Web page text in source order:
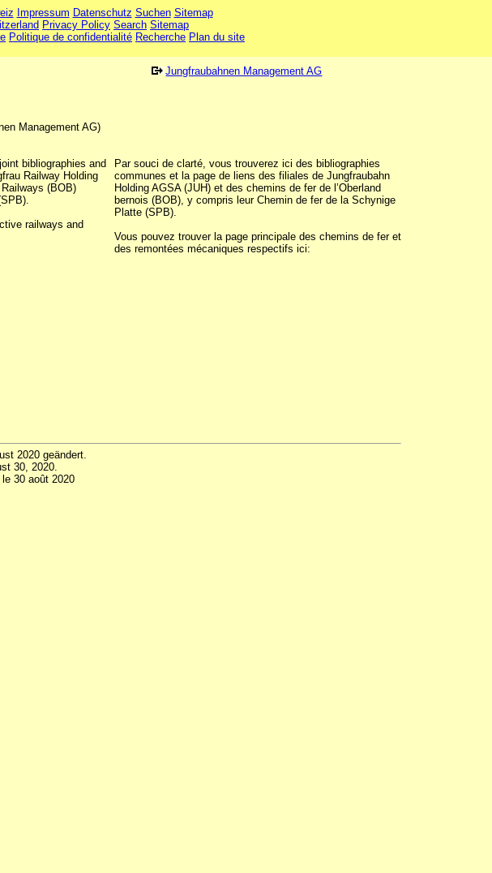
Impressum Datenschutz Suchen Sitemap
Privacy Policy Search Sitemap
Politique de confidentialité Recherche Plan du site
Jungfraubahnen Management AG
Management AG)
bibliographies and
Railway Holding
(BOB)
railways and
Par souci de clarté, vous trouverez ici des bibliographies
communes et la page de liens des filiales de Jungfraubahn
Holding AGSA (JUH) et des chemins de fer de l’Oberland
bernois (BOB), y compris leur Chemin de fer de la Schynige
Platte (SPB).
Vous pouvez trouver la page principale des chemins de fer et
des remontées mécaniques respectifs ici:
2020 geändert.
30, 2020.
30 août 2020